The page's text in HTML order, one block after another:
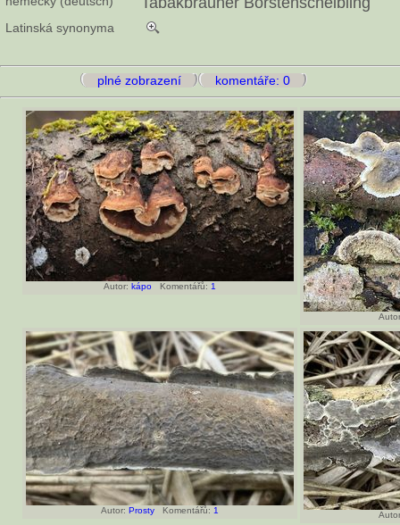
Latinská synonyma